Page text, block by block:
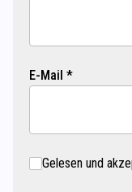
E-Mail *
Gelesen und